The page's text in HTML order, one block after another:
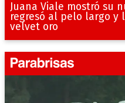
Juana Viale mostró su
regresó al pelo largo y
velvet oro